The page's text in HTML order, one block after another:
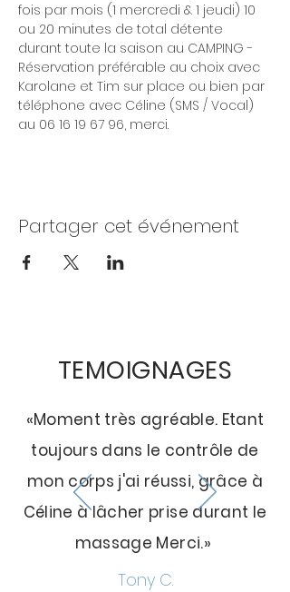
fois par mois (1 mercredi & 1 jeudi) 10
ou 20 minutes de total détente
durant toute la saison au CAMPING -
Réservation préférable au choix avec
Karolane et Tim sur place ou bien par
téléphone avec Céline (SMS / Vocal)
au 06 16 19 67 96, merci.
Partager cet événement
TEMOIGNAGES
«Moment très agréable. Etant
toujours dans le contrôle de
mon corps j'ai réussi, grâce à
Céline à lâcher prise durant le
massage Merci.»
Tony C.